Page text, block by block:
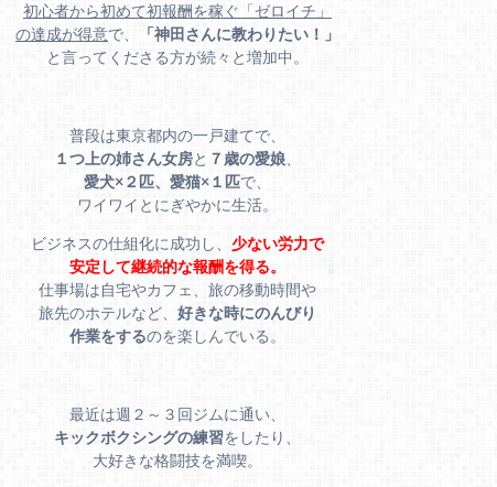
初心者から初めて初報酬を稼ぐ「ゼロイチ」
の達成が得意で、
「神田さんに教わりたい！」
と言ってくださる方が続々と増加中。
普段は東京都内の一戸建てで、
１つ上の姉さん女房と ７歳の愛娘
愛犬×２匹、愛猫×１匹で、
ワイワイとにぎやかに生活。
ビジネスの仕組化に成功し、 少ない労力で
安定して継続的な報酬を得る。
仕事場は自宅やカフェ、旅の移動時間や
旅先のホテルなど、 好きな時にのんびり
作業をするのを楽しんでいる。
最近は週２～３回ジムに通い、
キックボクシングの練習をしたり、
大好きな格闘技を満喫。